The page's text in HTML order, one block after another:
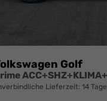
Golf
Lieferzeit: 14 Tage